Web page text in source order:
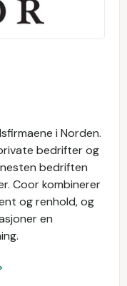
i Norden.
bedrifter og
bedriften
Coor kombinerer
og renhold, og
en